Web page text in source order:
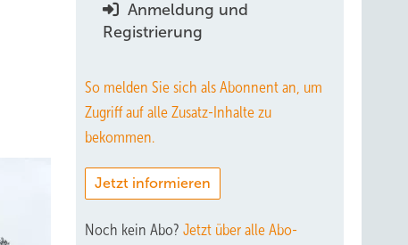
Anmeldung und
Registrierung
So melden Sie sich als Abonnent an, um
Zugriff auf alle Zusatz-Inhalte zu
bekommen.
Jetzt informieren
Noch kein Abo? Jetzt über alle Abo-